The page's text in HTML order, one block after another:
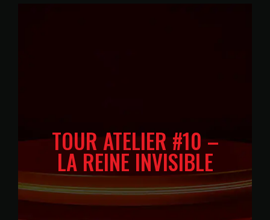
TOUR ATELIER #10 –
LA REINE INVISIBLE